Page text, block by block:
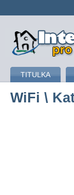
připojení k
TITULKA
WiFi \